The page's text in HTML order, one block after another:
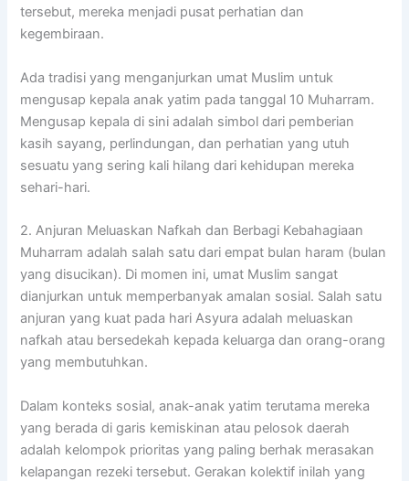
tersebut, mereka menjadi pusat perhatian dan
kegembiraan.
Ada tradisi yang menganjurkan umat Muslim untuk
mengusap kepala anak yatim pada tanggal 10 Muharram.
Mengusap kepala di sini adalah simbol dari pemberian
kasih sayang, perlindungan, dan perhatian yang utuh
sesuatu yang sering kali hilang dari kehidupan mereka
sehari-hari.
2. Anjuran Meluaskan Nafkah dan Berbagi Kebahagiaan
Muharram adalah salah satu dari empat bulan haram (bulan
yang disucikan). Di momen ini, umat Muslim sangat
dianjurkan untuk memperbanyak amalan sosial. Salah satu
anjuran yang kuat pada hari Asyura adalah meluaskan
nafkah atau bersedekah kepada keluarga dan orang-orang
yang membutuhkan.
Dalam konteks sosial, anak-anak yatim terutama mereka
yang berada di garis kemiskinan atau pelosok daerah
adalah kelompok prioritas yang paling berhak merasakan
kelapangan rezeki tersebut. Gerakan kolektif inilah yang